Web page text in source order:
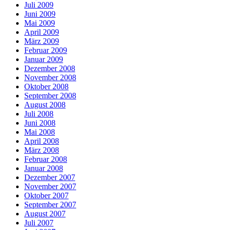
Juli 2009
Juni 2009
Mai 2009
April 2009
März 2009
Februar 2009
Januar 2009
Dezember 2008
November 2008
Oktober 2008
September 2008
August 2008
Juli 2008
Juni 2008
Mai 2008
April 2008
März 2008
Februar 2008
Januar 2008
Dezember 2007
November 2007
Oktober 2007
September 2007
August 2007
Juli 2007